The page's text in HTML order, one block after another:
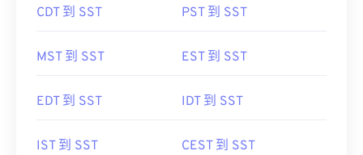
CDT 到 SST PST 到 SST
MST 到 SST EST 到 SST
EDT 到 SST IDT 到 SST
IST 到 SST CEST 到 SST